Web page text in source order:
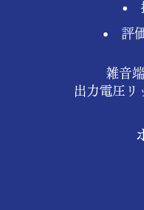
評
雑音
出力電圧リ